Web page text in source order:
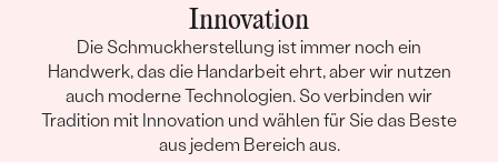
Innovation
Die Schmuckherstellung ist immer noch ein
Handwerk, das die Handarbeit ehrt, aber wir nutzen
auch moderne Technologien. So verbinden wir
Tradition mit Innovation und wählen für Sie das Beste
aus jedem Bereich aus.